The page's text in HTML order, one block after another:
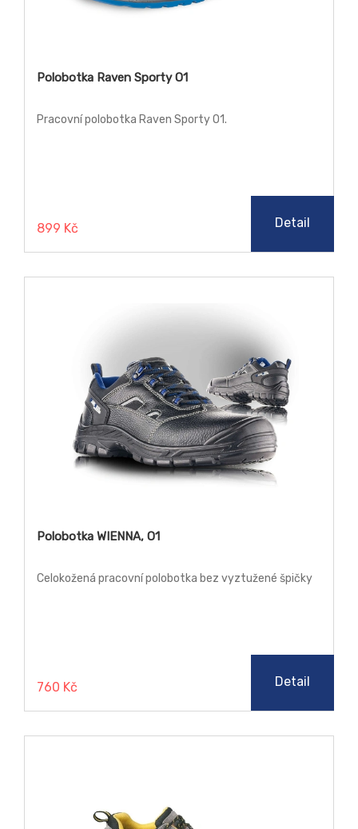
Polobotka Raven Sporty O1
Pracovní polobotka Raven Sporty O1.
899 Kč Detail
Polobotka WIENNA, O1
Celokožená pracovní polobotka bez vyztužené špičky
760 Kč Detail